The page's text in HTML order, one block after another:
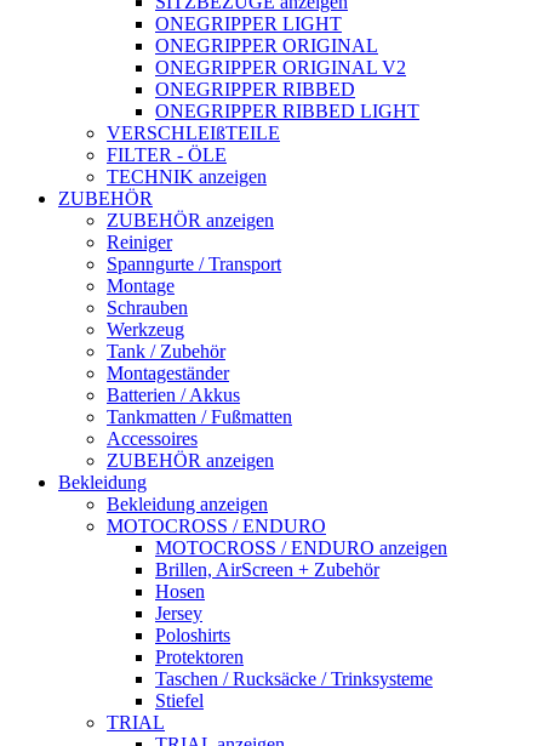
ONEGRIPPER LIGHT
ONEGRIPPER ORIGINAL
ONEGRIPPER ORIGINAL V2
ONEGRIPPER RIBBED
ONEGRIPPER RIBBED LIGHT
VERSCHLEIßTEILE
FILTER - ÖLE
TECHNIK anzeigen
ZUBEHÖR
ZUBEHÖR anzeigen
Reiniger
Spanngurte / Transport
Montage
Schrauben
Werkzeug
Tank / Zubehör
Montageständer
Batterien / Akkus
Tankmatten / Fußmatten
Accessoires
ZUBEHÖR anzeigen
Bekleidung
Bekleidung anzeigen
MOTOCROSS / ENDURO
MOTOCROSS / ENDURO anzeigen
Brillen, AirScreen + Zubehör
Hosen
Jersey
Poloshirts
Protektoren
Taschen / Rucksäcke / Trinksysteme
Stiefel
TRIAL